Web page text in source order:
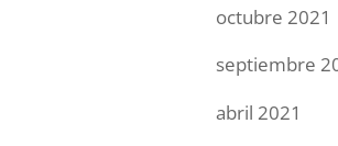
octubre 2021
septiembre
abril 2021